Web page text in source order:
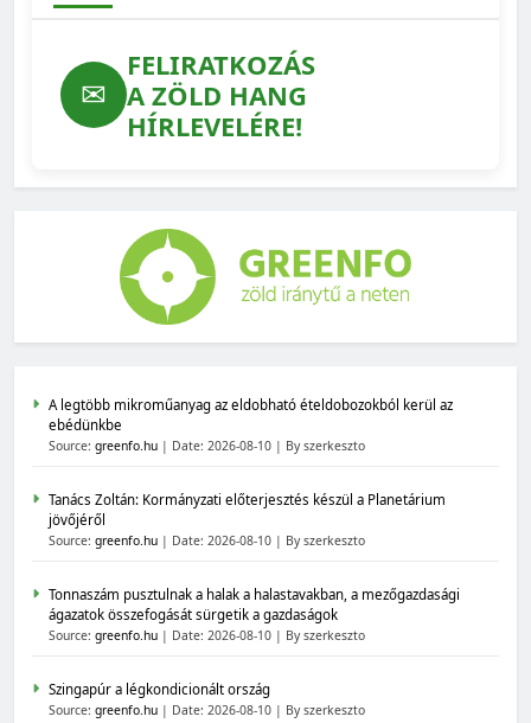
✉
FELIRATKOZÁS
A ZÖLD HANG
HÍRLEVELÉRE!
A legtöbb mikroműanyag az eldobható ételdobozokból kerül az
ebédünkbe
Source: greenfo.hu Date: 2026-08-10 By szerkeszto
Tanács Zoltán: Kormányzati előterjesztés készül a Planetárium
jövőjéről
Source: greenfo.hu Date: 2026-08-10 By szerkeszto
Tonnaszám pusztulnak a halak a halastavakban, a mezőgazdasági
ágazatok összefogását sürgetik a gazdaságok
Source: greenfo.hu Date: 2026-08-10 By szerkeszto
Szingapúr a légkondicionált ország
Source: greenfo.hu Date: 2026-08-10 By szerkeszto